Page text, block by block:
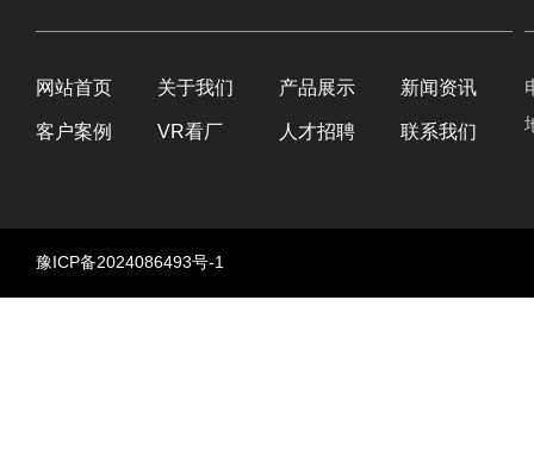
网站首页 关于我们 产品展示 新闻资讯
客户案例 VR看厂 人才招聘 联系我们
豫ICP备2024086493号-1